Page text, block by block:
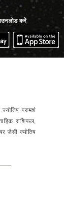
करें
परामर्श
राशिफल,
जैसी ज्योतिष